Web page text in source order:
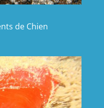
de Chien